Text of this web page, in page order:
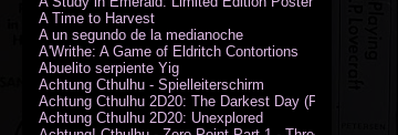
A Time to Harvest
A un segundo de la medianoche
A'Writhe: A Game of Eldritch Contortions
Abuelito serpiente Yig
Achtung Cthulhu - Spielleiterschirm
Achtung Cthulhu 2D20: The Darkest Day (PDF)
Achtung Cthulhu 2D20: Unexplored